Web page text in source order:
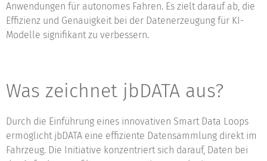
Anwendungen für autonomes Fahren. Es zielt darauf ab, die
Effizienz und Genauigkeit bei der Datenerzeugung für KI-
Modelle signifikant zu verbessern.
Was zeichnet jbDATA aus?
Durch die Einführung eines innovativen Smart Data Loops
ermöglicht jbDATA eine effiziente Datensammlung direkt im
Fahrzeug. Die Initiative konzentriert sich darauf, Daten bei